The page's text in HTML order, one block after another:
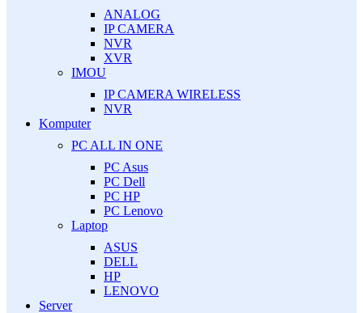
ANALOG
IP CAMERA
NVR
XVR
IMOU
IP CAMERA WIRELESS
NVR
Komputer
PC ALL IN ONE
PC Asus
PC Dell
PC HP
PC Lenovo
Laptop
ASUS
DELL
HP
LENOVO
Server